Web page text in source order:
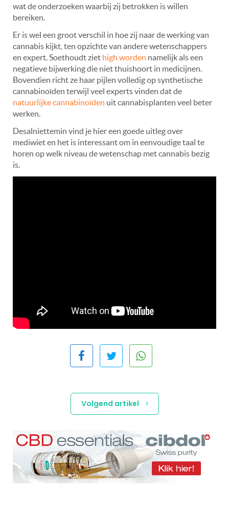
wat de onderzoeken waarbij zij betrokken is willen
bereiken.
Er is wel een groot verschil in hoe zij naar de werking van
cannabis kijkt, ten opzichte van andere wetenschappers
en expert. Soethoudt ziet high worden namelijk als een
negatieve bijwerking die niet thuishoort in medicijnen.
Bovendien richt ze haar pijlen volledig op synthetische
cannabinoïden terwijl veel experts vinden dat de
natuurlijke cannabinoïden uit cannabisplanten veel beter
werken.
Desalniettemin vind je hier een goede uitleg over
mediwiet en het is interessant om in eenvoudige taal te
horen op welk niveau de wetenschap met cannabis bezig
is.
Volgend artikel